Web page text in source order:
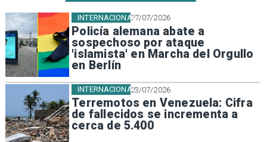
27/07/2026
Policía alemana abate a
sospechoso por ataque
'islamista' en Marcha del Orgullo
en Berlín
INTERNACIONAL
23/07/2026
Terremotos en Venezuela: Cifra
de fallecidos se incrementa a
cerca de 5.400
INTERNACIONAL